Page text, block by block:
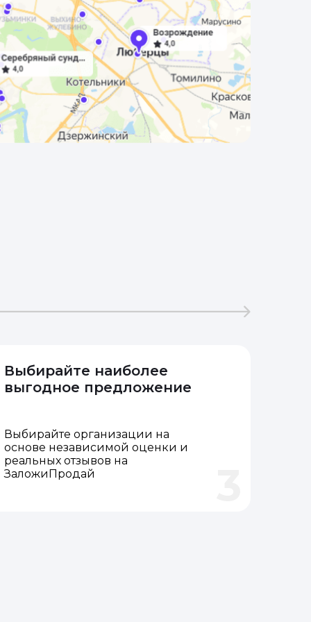
Выбирайте наиболее
выгодное предложение
Выбирайте организации на
основе независимой оценки и
реальных отзывов на
ЗаложиПродай